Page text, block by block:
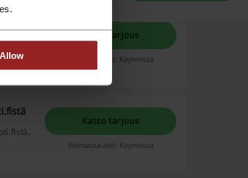
Allow
lisää
Katso tarjous
Voimassa asti: Käynnissä
Katso tarjous
Voimassa asti: Käynnissä